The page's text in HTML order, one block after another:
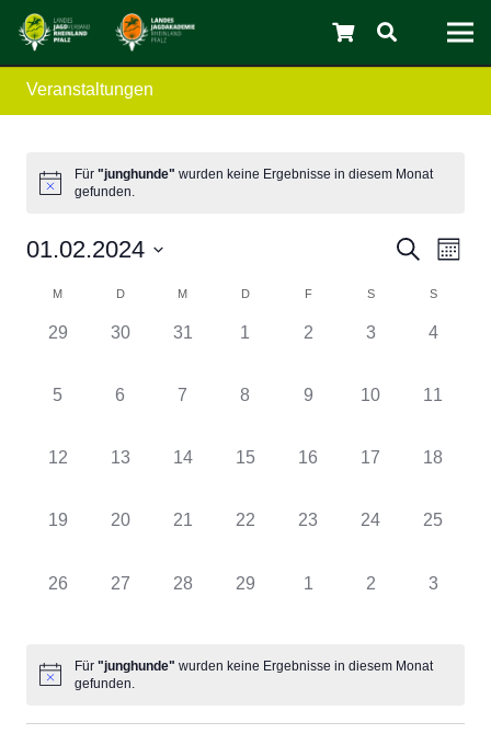
Veranstaltungen
Für "junghunde" wurden keine Ergebnisse in diesem Monat
gefunden.
Suche
und
Suche
Monat
01.02.2024
Kalender
von
Veranstaltungen
M D M D F S S
0
29
0
30
0
31
0
1
0
2
0
3
0
4
0
5
0
6
0
7
0
8
0
9
0
10
0
11
0
12
0
13
0
14
0
15
0
16
0
17
0
18
0
19
0
20
0
21
0
22
0
23
0
24
0
25
0
26
0
27
0
28
0
29
0
1
0
2
0
3
Für "junghunde" wurden keine Ergebnisse in diesem Monat
gefunden.